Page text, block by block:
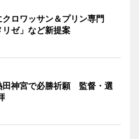
ロワッサン＆プリン専門
ゼ」など新提案
田神宮で必勝祈願 監督・選